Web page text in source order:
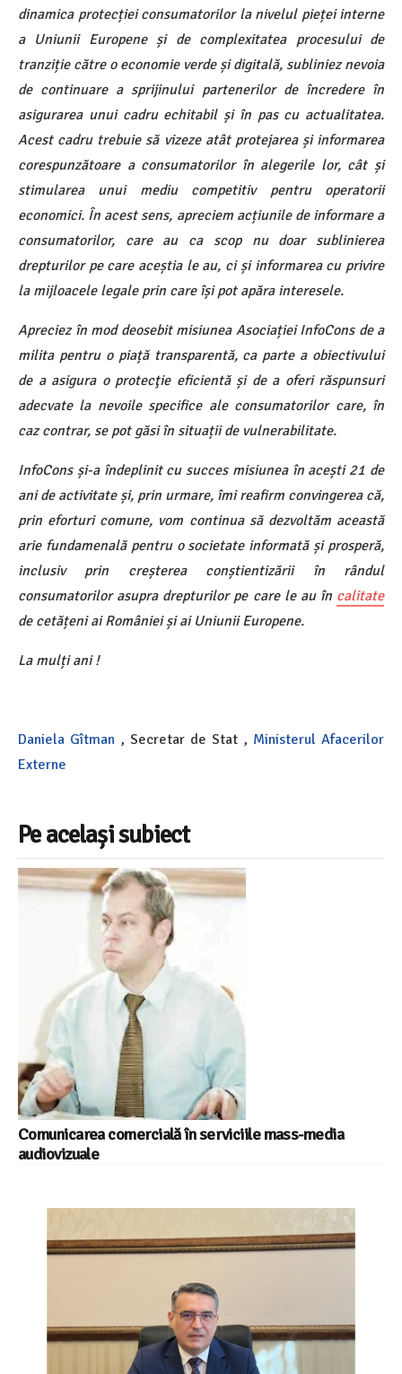
dinamica protecției consumatorilor la nivelul pieței interne
a Uniunii Europene și de complexitatea procesului de
tranziție către o economie verde și digitală, subliniez nevoia
de continuare a sprijinului partenerilor de încredere în
asigurarea unui cadru echitabil și în pas cu actualitatea.
Acest cadru trebuie să vizeze atât protejarea și informarea
corespunzătoare a consumatorilor în alegerile lor, cât și
stimularea unui mediu competitiv pentru operatorii
economici. În acest sens, apreciem acțiunile de informare a
consumatorilor, care au ca scop nu doar sublinierea
drepturilor pe care aceștia le au, ci și informarea cu privire
la mijloacele legale prin care își pot apăra interesele.
Apreciez în mod deosebit misiunea Asociației InfoCons de a
milita pentru o piață transparentă, ca parte a obiectivului
de a asigura o protecţie eficientă și de a oferi răspunsuri
adecvate la nevoile specifice ale consumatorilor care, în
caz contrar, se pot găsi în situații de vulnerabilitate.
InfoCons și-a îndeplinit cu succes misiunea în acești 21 de
ani de activitate și, prin urmare, îmi reafirm convingerea că,
prin eforturi comune, vom continua să dezvoltăm această
arie fundamenală pentru o societate informată și prosperă,
inclusiv prin creșterea conștientizării în rândul
consumatorilor asupra drepturilor pe care le au în calitate
de cetățeni ai României și ai Uniunii Europene.
La mulți ani !
Daniela Gîtman , Secretar de Stat , Ministerul Afacerilor
Externe
Pe același subiect
Comunicarea comercială în serviciile mass-media
audiovizuale